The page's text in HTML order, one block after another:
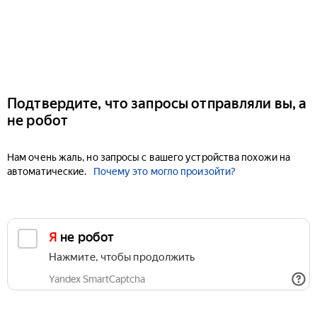
Подтвердите, что запросы отправляли вы, а
не робот
Нам очень жаль, но запросы с вашего устройства похожи на
автоматические.
Почему это могло произойти?
Я не робот
Нажмите, чтобы продолжить
Yandex SmartCaptcha